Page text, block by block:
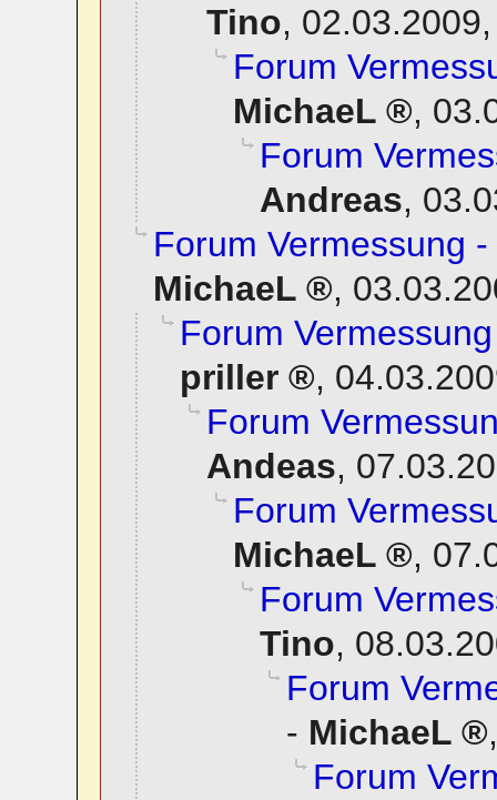
Tino,
Forum
MichaeL
,
Forum
Andreas,
Forum Vermessung
MichaeL
,
Forum
priller
,
Forum
Andeas,
Forum
MichaeL
,
Forum
Tino,
Forum
- MichaeL
Forum